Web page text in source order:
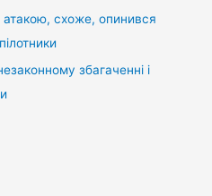
атакою, схоже, опинився
збагаченні і